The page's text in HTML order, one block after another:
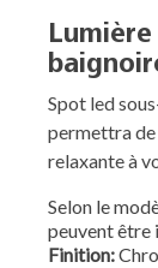
Spot led
permettra de
relaxante à
Selon le
peuvent être
Finition: